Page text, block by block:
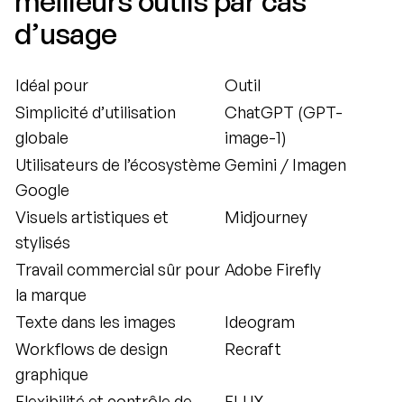
d’usage
Idéal pour
Outil
Simplicité d’utilisation
globale
ChatGPT (GPT-
image-1)
Utilisateurs de l’écosystème
Google
Gemini / Imagen
Visuels artistiques et
stylisés
Midjourney
Travail commercial sûr pour
la marque
Adobe Firefly
Texte dans les images
Ideogram
Workflows de design
graphique
Recraft